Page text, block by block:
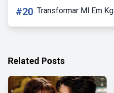
#20 Transformar Ml Em Kg
Related Posts